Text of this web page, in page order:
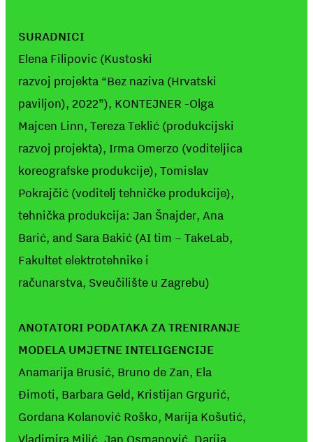
SURADNICI
Elena Filipovic (Kustoski
razvoj projekta “Bez naziva (Hrvatski
paviljon), 2022”), KONTEJNER -Olga
Majcen Linn, Tereza Teklić (produkcijski
razvoj projekta), Irma Omerzo (voditeljica
koreografske produkcije), Tomislav
Pokrajčić (voditelj tehničke produkcije),
tehnička produkcija: Jan Šnajder, Ana
Barić, and Sara Bakić (AI tim – TakeLab,
Fakultet elektrotehnike i
računarstva, Sveučilište u Zagrebu)
ANOTATORI PODATAKA ZA TRENIRANJE
MODELA UMJETNE INTELIGENCIJE
Anamarija Brusić, Bruno de Zan, Ela
Đimoti, Barbara Geld, Kristijan Grgurić,
Gordana Kolanović Roško, Marija Košutić,